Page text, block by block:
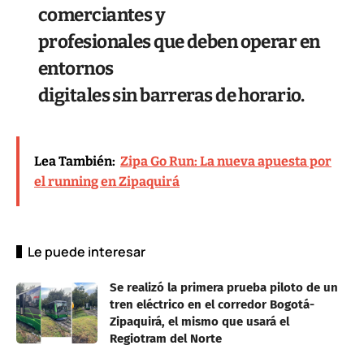
comerciantes y
profesionales que deben operar en
entornos
digitales sin barreras de horario.
Lea También: Zipa Go Run: La nueva apuesta por
el running en Zipaquirá
Le puede interesar
Se realizó la primera prueba piloto de un
tren eléctrico en el corredor Bogotá-
Zipaquirá, el mismo que usará el
Regiotram del Norte